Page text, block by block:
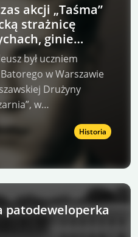
akcji „Taśma”
strażnicę
ginie
był uczniem
w Warszawie
Drużyny
w…
Historia
patodeweloperka